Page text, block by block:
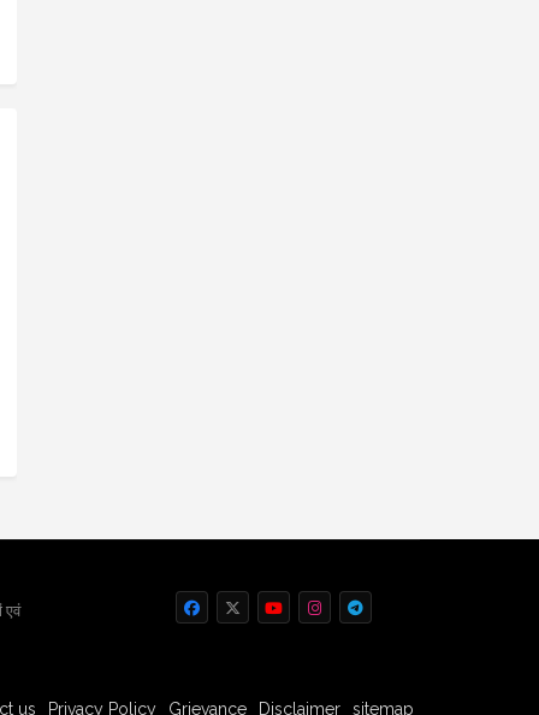
एवं
us Privacy Policy Grievance Disclaimer sitemap